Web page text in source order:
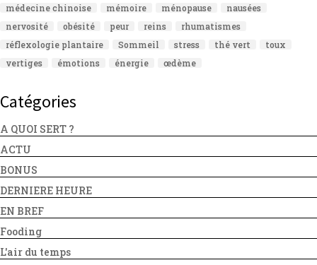
médecine chinoise
mémoire ménopause
nausées
nervosité
obésité peur reins
rhumatismes
réflexologie plantaire
Sommeil stress thé vert
toux
vertiges
émotions énergie œdème
Catégories
A QUOI SERT ?
ACTU
BONUS
DERNIERE HEURE
EN BREF
Fooding
L'air du temps